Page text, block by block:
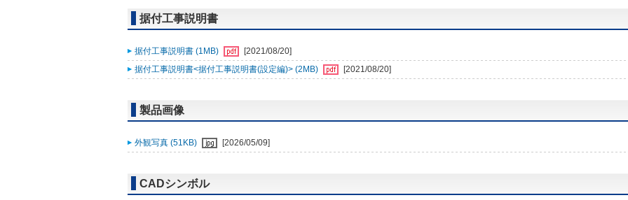
据付工事説明書
据付工事説明書 (1MB)
[2021/08/20]
据付工事説明書<据付工事説明書(設定編)> (2MB)
[2021/08/20]
製品画像
外観写真 (51KB) [2026/05/09]
CADシンボル